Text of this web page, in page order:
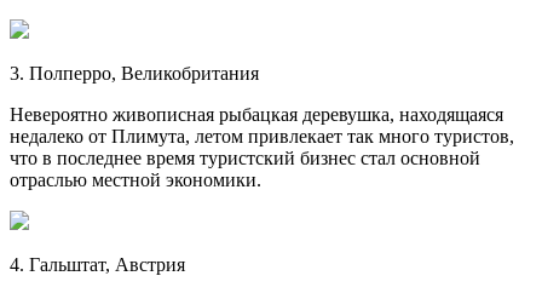
3. Полперро, Великобритания
Невероятно живописная рыбацкая деревушка, находящаяся
недалеко от Плимута, летом привлекает так много туристов,
что в последнее время туристский бизнес стал основной
отраслью местной экономики.
4. Гальштат, Австрия